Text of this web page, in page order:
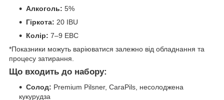
Алкоголь: 5%
Гіркота: 20 IBU
Колір: 7–9 EBC
*Показники можуть варіюватися залежно від обладнання та
процесу затирання.
Що входить до набору:
Солод: Premium Pilsner, CaraPils, несолоджена
кукурудза